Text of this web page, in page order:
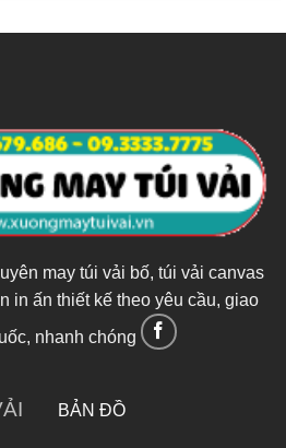
may túi vải bố, túi vải canvas
in ấn thiết kế theo yêu cầu, giao
nhanh chóng
BẢN ĐỒ